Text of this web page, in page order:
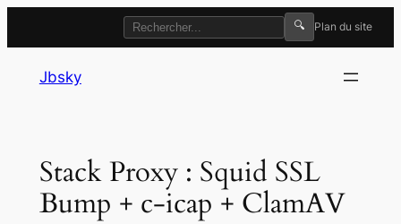
🔍 Plan du site
Jbsky
Stack Proxy : Squid SSL
Bump + c-icap + ClamAV